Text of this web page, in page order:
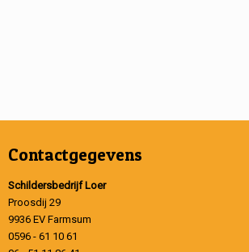
Contactgegevens
Schildersbedrijf Loer
Proosdij 29
9936 EV Farmsum
0596 - 61 10 61